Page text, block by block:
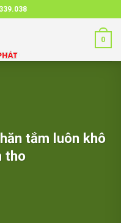
0
tắm luôn khô
tho